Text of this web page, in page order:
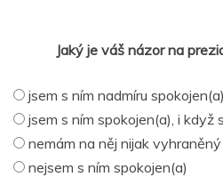
Jaký je váš názor na
jsem s ním nadmíru spokojen(a)
jsem s ním spokojen(a), i když
nemám na něj nijak
nejsem s ním spokojen(a)